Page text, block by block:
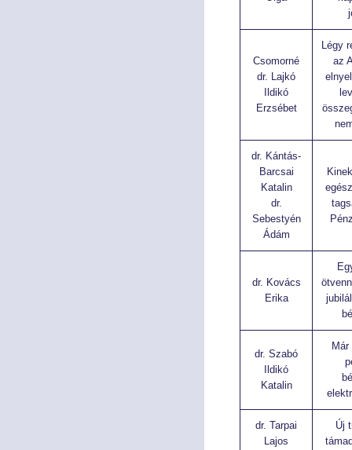
Csomorné
dr. Lajkó
Ildikó
Erzsébet
Légy
az
dr. Kántás-
Barcsai
Katalin
dr.
Sebestyén
Ádám
dr. Kovács
Erika
dr. Szabó
Ildikó
Katalin
dr. Tarpai
Lajos
Új